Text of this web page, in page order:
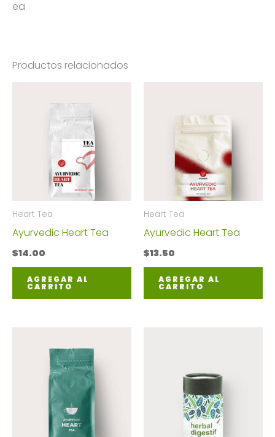
ea
Productos relacionados
Heart Tea
Ayurvedic Heart Tea
$14.00
AGREGAR AL
CARRITO
Heart Tea
Ayurvedic Heart Tea
$13.50
AGREGAR AL
CARRITO